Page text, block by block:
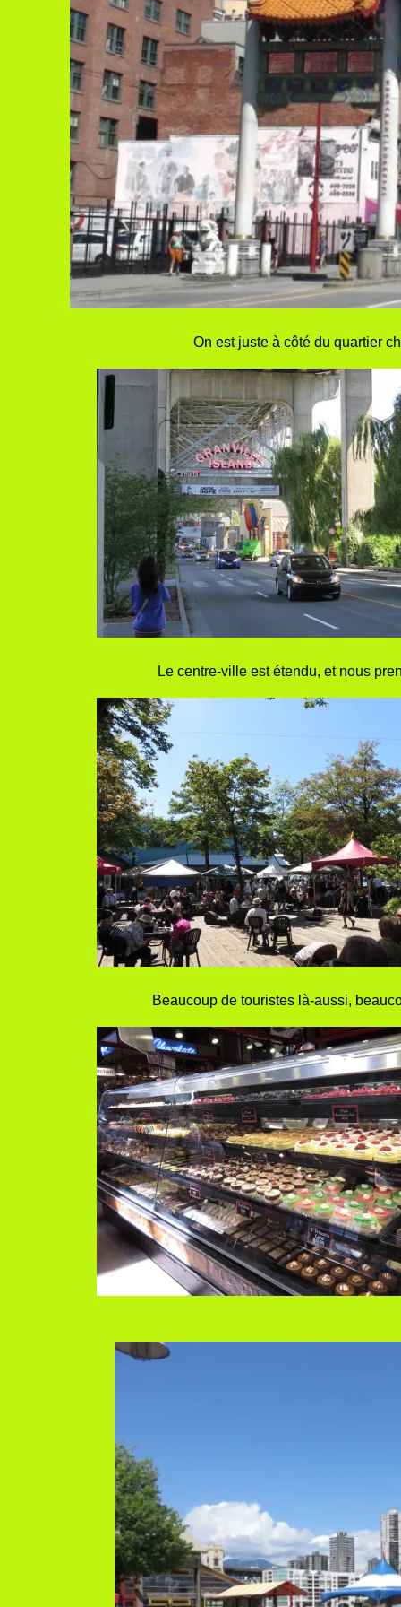
On est juste à côté du quartier
Le centre-ville est étendu, et nous
Beaucoup de touristes là-aussi,